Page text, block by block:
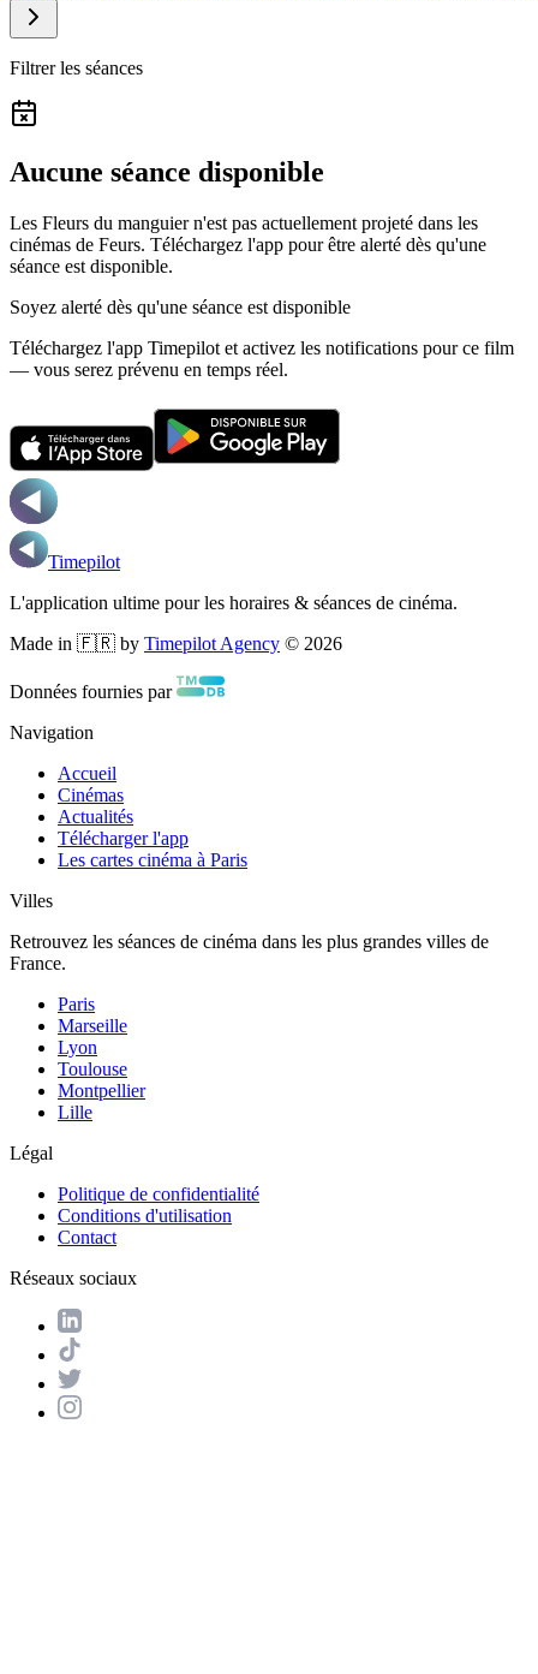
Filtrer les séances
Aucune séance disponible
Les Fleurs du manguier n'est pas actuellement projeté dans les
cinémas de Feurs. Téléchargez l'app pour être alerté dès qu'une
séance est disponible.
Soyez alerté dès qu'une séance est disponible
Téléchargez l'app Timepilot et activez les notifications pour ce film
— vous serez prévenu en temps réel.
Timepilot
L'application ultime pour les horaires & séances de cinéma.
Made in 🇫🇷 by Timepilot Agency © 2026
Données fournies par
Navigation
Accueil
Cinémas
Actualités
Télécharger l'app
Les cartes cinéma à Paris
Villes
Retrouvez les séances de cinéma dans les plus grandes villes de
France.
Paris
Marseille
Lyon
Toulouse
Montpellier
Lille
Légal
Politique de confidentialité
Conditions d'utilisation
Contact
Réseaux sociaux